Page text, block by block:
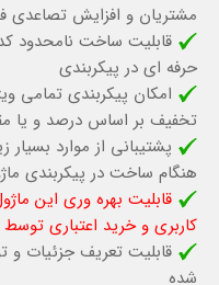
مشتریان و افزایش تصاعدی
قابلیت ساخت نامحدود
حرفه ای در پیکربندی
امکان پیکربندی تمامی
تخفیف بر اساس درصد و یا
پشتیبانی از موارد بسیار
هنگام ساخت در پیکربندی
قابلیت بهره وری این
کاربری و خرید اعتباری
قابلیت تعریف جزئیات
شده